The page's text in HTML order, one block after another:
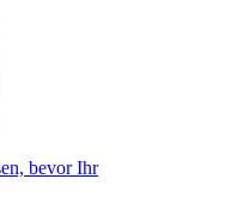
bevor Ihr